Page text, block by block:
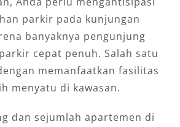
parkir pada kunjungan
banyaknya pengunjung
cepat penuh. Salah satu
memanfaatkan fasilitas
menyatu di kawasan.
dan sejumlah apartemen di